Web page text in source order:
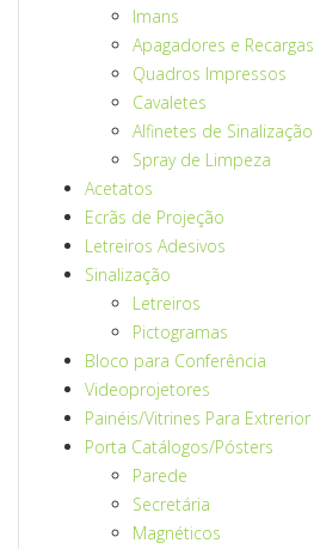
Imans
Apagadores e Recargas
Quadros Impressos
Cavaletes
Alfinetes de Sinalização
Spray de Limpeza
Acetatos
Ecrãs de Projeção
Letreiros Adesivos
Sinalização
Letreiros
Pictogramas
Bloco para Conferência
Videoprojetores
Painéis/Vitrines Para Extrerior
Porta Catálogos/Pósters
Parede
Secretária
Magnéticos